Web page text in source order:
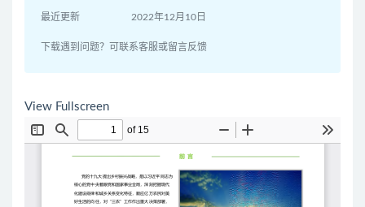
最近更新 2022年12月10日
下载遇到问题？可联系客服或留言反馈
View Fullscreen